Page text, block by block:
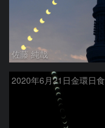
佐藤 純哉
2020年6月21日金環日食